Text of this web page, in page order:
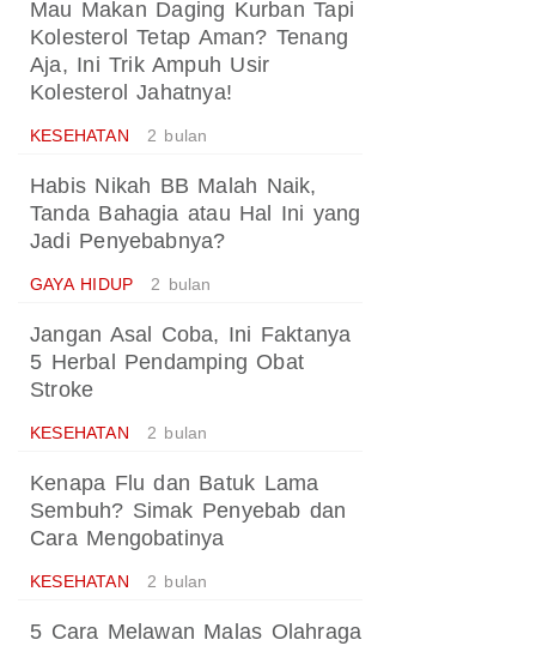
Mau Makan Daging Kurban Tapi
Kolesterol Tetap Aman? Tenang
Aja, Ini Trik Ampuh Usir
Kolesterol Jahatnya!
KESEHATAN 2 bulan
Habis Nikah BB Malah Naik,
Tanda Bahagia atau Hal Ini yang
Jadi Penyebabnya?
GAYA HIDUP 2 bulan
Jangan Asal Coba, Ini Faktanya
5 Herbal Pendamping Obat
Stroke
KESEHATAN 2 bulan
Kenapa Flu dan Batuk Lama
Sembuh? Simak Penyebab dan
Cara Mengobatinya
KESEHATAN 2 bulan
5 Cara Melawan Malas Olahraga